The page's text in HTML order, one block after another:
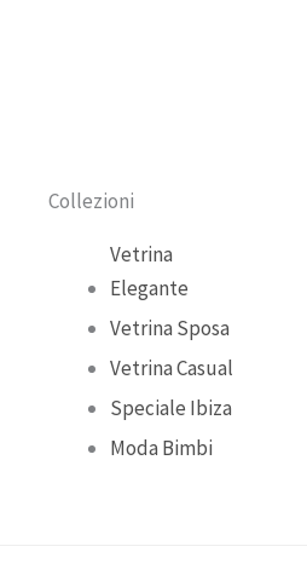
o
a
m
e
Collezioni
Vetrina
Elegante
Vetrina Sposa
Vetrina Casual
Speciale Ibiza
Moda Bimbi